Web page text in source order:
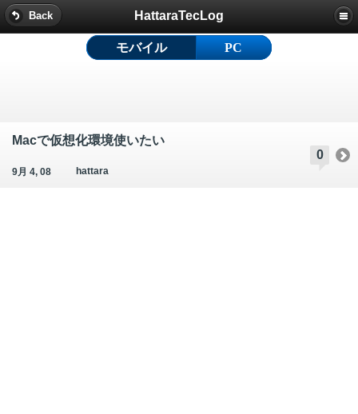
Back HattaraTecLog
0
Macで仮想化環境使いたい
9月 4, 08 hattara
モバイル PC